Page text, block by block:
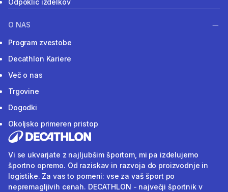
Odpoklic izdelkov
O NAS
Program zvestobe
Decathlon Kariere
Več o nas
Trgovine
Dogodki
Okoljsko primeren pristop
Vi se ukvarjate z najljubšim športom, mi pa izdelujemo
športno opremo. Od raziskav in razvoja do proizvodnje in
logistike. Za vas to pomeni: vse za vaš šport po
nepremagljivih cenah. DECATHLON - največji športnik v